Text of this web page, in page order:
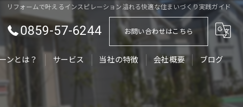
リフォームで叶えるインスピレーション溢れる快適な住まいづくり実践ガイド
0859-57-6244 お問い合わせはこちら
ンとは？ サービス 当社の特徴
ローラーストーン
会社概要 ブログ